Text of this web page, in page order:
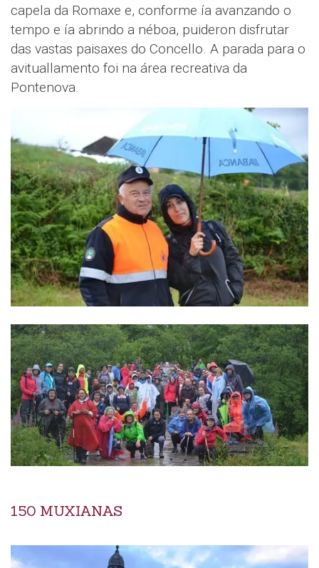
capela da Romaxe e, conforme ía avanzando o
tempo e ía abrindo a néboa, puideron disfrutar
das vastas paisaxes do Concello. A parada para o
avituallamento foi na área recreativa da
Pontenova.
150 MUXIANAS